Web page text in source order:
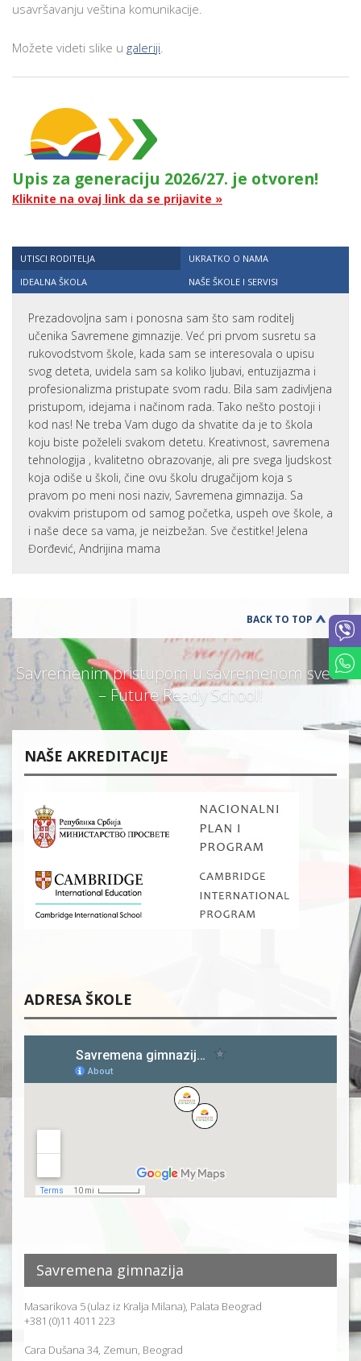
usavršavanju veština komunikacije.
Možete videti slike u galeriji.
Upis za generaciju 2026/27. je otvoren!
Kliknite na ovaj link da se prijavite »
UTISCI RODITELJA
UKRATKO O NAMA
IDEALNA ŠKOLA
NAŠE ŠKOLE I SERVISI
Prezadovoljna sam i ponosna sam što sam roditelj
učenika Savremene gimnazije. Već pri prvom susretu sa
rukovodstvom škole, kada sam se interesovala o upisu
svog deteta, uvidela sam sa koliko ljubavi, entuzijazma i
profesionalizma pristupate svom radu. Bila sam zadivljena
pristupom, idejama i načinom rada. Tako nešto postoji i
kod nas! Ne treba Vam dugo da shvatite da je to škola
koju biste poželeli svakom detetu. Kreativnost, savremena
tehnologija , kvalitetno obrazovanje, ali pre svega ljudskost
koja odiše u školi, čine ovu školu drugačijom koja s
pravom po meni nosi naziv, Savremena gimnazija. Sa
ovakvim pristupom od samog početka, uspeh ove škole, a
i naše dece sa vama, je neizbežan. Sve čestitke! Jelena
Đorđević, Andrijina mama
BACK TO TOP
Savremenim pristupom u savremenom svetu
– Future Ready School!
NAŠE AKREDITACIJE
ADRESA ŠKOLE
Savremena gimnazija
Masarikova 5 (ulaz iz Kralja Milana), Palata Beograd
+381 (0)11 4011 223
Cara Dušana 34, Zemun, Beograd